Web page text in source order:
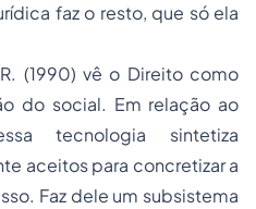
faz o resto, que só ela
(1990) vê o Direito como
do social. Em relação ao
tecnologia sintetiza
aceitos para concretizar a
Faz dele um subsistema